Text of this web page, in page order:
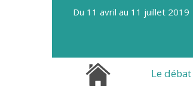
Du 11 avril au 11 juillet 2019
Le débat